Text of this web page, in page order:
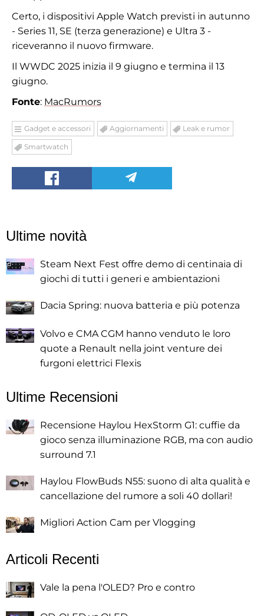
Certo, i dispositivi Apple Watch previsti in autunno
- Series 11, SE (terza generazione) e Ultra 3 -
riceveranno il nuovo firmware.
Il WWDC 2025 inizia il 9 giugno e termina il 13
giugno.
Fonte: MacRumors
Gadget e accessori Aggiornamenti Leak e rumor
Smartwatch
Ultime novità
Steam Next Fest offre demo di centinaia di
giochi di tutti i generi e ambientazioni
Dacia Spring: nuova batteria e più potenza
Volvo e CMA CGM hanno venduto le loro
quote a Renault nella joint venture dei
furgoni elettrici Flexis
Ultime Recensioni
Recensione Haylou HexStorm G1: cuffie da
gioco senza illuminazione RGB, ma con audio
surround 7.1
Haylou FlowBuds N55: suono di alta qualità e
cancellazione del rumore a soli 40 dollari!
Migliori Action Cam per Vlogging
Articoli Recenti
Vale la pena l'OLED? Pro e contro